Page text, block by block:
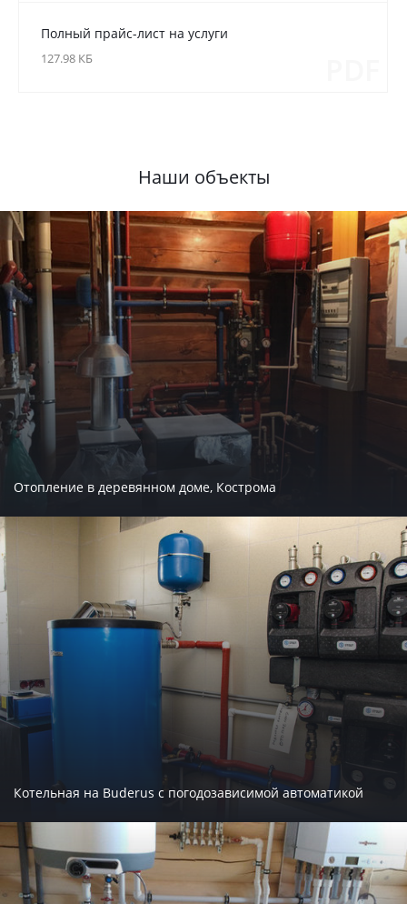
Полный прайс-лист на услуги
127.98 КБ
Наши объекты
Отопление в деревянном доме, Кострома
Котельная на Buderus с погодозависимой автоматикой